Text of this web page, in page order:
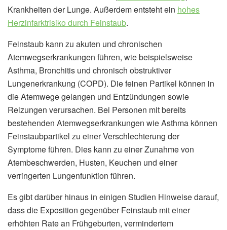
Krankheiten der Lunge. Außerdem entsteht ein hohes
Herzinfarktrisiko durch Feinstaub.
Feinstaub kann zu akuten und chronischen
Atemwegserkrankungen führen, wie beispielsweise
Asthma, Bronchitis und chronisch obstruktiver
Lungenerkrankung (COPD). Die feinen Partikel können in
die Atemwege gelangen und Entzündungen sowie
Reizungen verursachen. Bei Personen mit bereits
bestehenden Atemwegserkrankungen wie Asthma können
Feinstaubpartikel zu einer Verschlechterung der
Symptome führen. Dies kann zu einer Zunahme von
Atembeschwerden, Husten, Keuchen und einer
verringerten Lungenfunktion führen.
Es gibt darüber hinaus in einigen Studien Hinweise darauf,
dass die Exposition gegenüber Feinstaub mit einer
erhöhten Rate an Frühgeburten, vermindertem